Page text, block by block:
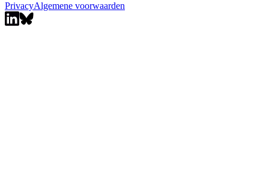
PrivacyAlgemene voorwaarden